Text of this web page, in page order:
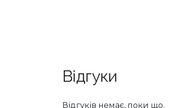
Відгуки
Відгуків немає, поки що.